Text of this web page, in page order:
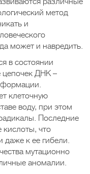
метод
и
может и навредить.
в состоянии
цепочек ДНК –
клеточную
воду, при этом
Последние
кислоты, что
даже к ее гибели.
мутационно
аномалии.